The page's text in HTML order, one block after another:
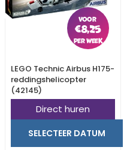
€8,25
LEGO Technic Airbus H175-
reddingshelicopter
(42145)
Direct huren
SELECTEER DATUM